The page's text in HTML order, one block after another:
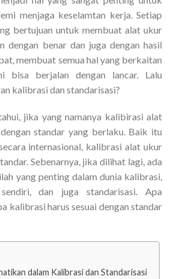
menjaga keselamtan kerja. Setiap
bertujuan untuk membuat alat ukur
dengan benar dan juga dengan hasil
membuat semua hal yang berkaitan
bisa berjalan dengan lancar. Lalu
kalibrasi dan standarisasi?
jika yang namanya kalibirasi alat
standar yang berlaku. Baik itu
internasional, kalibrasi alat ukur
Sebenarnya, jika dilihat lagi, ada
yang penting dalam dunia kalibrasi,
dan juga standarisasi. Apa
kalibrasi harus sesuai dengan standar
dalam Kalibrasi dan Standarisasi